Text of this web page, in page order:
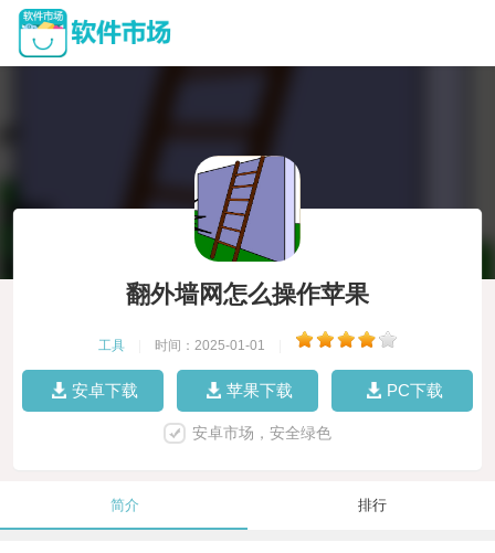
翻外墙网怎么操作苹果
工具 时间：2025-01-01
安卓下载 苹果下载 PC下载
安卓市场，安全绿色
简介 排行